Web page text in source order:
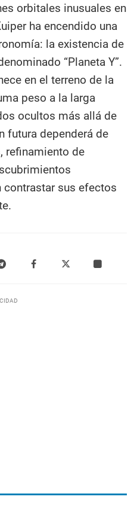
orbitales inusuales en
ha encendido una
la existencia de
“Planeta Y”.
en el terreno de la
peso a la larga
ocultos más allá de
futura dependerá de
refinamiento de
sus efectos